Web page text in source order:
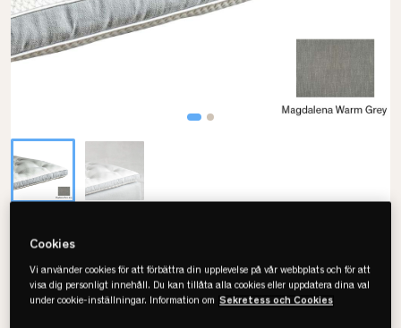
Mattsons Beds
Tagel Stretch Bäddmadrass
• Extra mjukhet
Cookies
Vi använder cookies för att förbättra din upplevelse på vår webbplats och för att
visa dig personligt innehåll. Du kan tillåta alla cookies eller uppdatera dina val
under cookie-inställningar. Information om Sekretess och Cookies